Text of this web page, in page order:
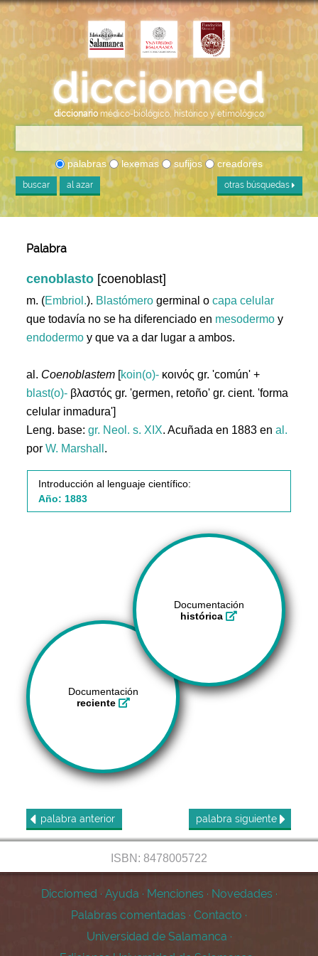
diccionario médico-biológico, histórico y etimológico
palabras lexemas sufijos creadores
buscar al azar otras búsquedas
Palabra
cenoblasto [coenoblast]
m. (Embriol.). Blastómero germinal ocapa celular
que todavía no se ha diferenciado en mesodermo y
endodermo y que va a dar lugar a ambos.
al. Coenoblastem [koin(o)- κοινός gr. 'común' +
blast(o)- βλαστός gr. 'germen, retoño' gr. cient. 'forma
celular inmadura']
Leng. base:gr. Neol. s. XIX. Acuñada en 1883 enal.
porW. Marshall .
Introducción al lenguaje científico:
Año: 1883
Documentación
histórica
Documentación
reciente
palabra anterior palabra siguiente
ISBN: 8478005722
Dicciomed · Ayuda · Menciones · Novedades ·
Palabras comentadas · Contacto ·
Universidad de Salamanca ·